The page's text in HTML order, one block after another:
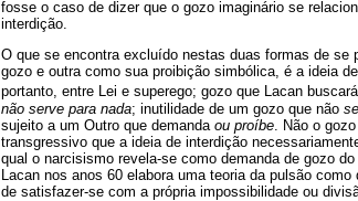
fosse o caso de dizer que o gozo imaginário se
interdição.
O que se encontra excluído nestas duas formas de se
gozo e outra como sua proibição simbólica, é a ideia
portanto, entre Lei e superego; gozo que Lacan
não serve para nada; inutilidade de um gozo que não
sujeito a um Outro que demanda ou proíbe . Não o
transgressivo que a ideia de interdição
qual o narcisismo revela-se como demanda de gozo
Lacan nos anos 60 elabora uma teoria da pulsão
de satisfazer-se com a própria impossibilidade ou